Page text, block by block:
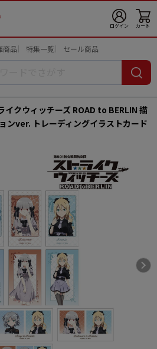
ログイン カート
商品 特集一覧 セール商品
イクウィッチーズ ROAD to BERLIN 描
ンver. トレーディングイラストカード